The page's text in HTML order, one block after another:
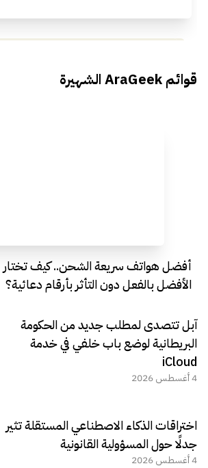
Everything Egypt
قوائم AraGeek الشهيرة
أفضل هواتف سريعة الشحن.. كيف تختار
الأفضل بالفعل دون التأثر بأرقام دعائية؟
آبل تتصدى لمطلب جديد من الحكومة
البريطانية لوضع باب خلفي في خدمة
iCloud
4 أغسطس 2026
اختراقات الذكاء الاصطناعي المستقلة تثير
جدلًا حول المسؤولية القانونية
4 أغسطس 2026